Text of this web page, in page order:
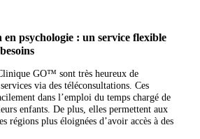
psychologie : un service flexible
GO™ sont très heureux de
via des téléconsultations. Ces
dans l’emploi du temps chargé de
enfants. De plus, elles permettent aux
régions plus éloignées d’avoir accès à des